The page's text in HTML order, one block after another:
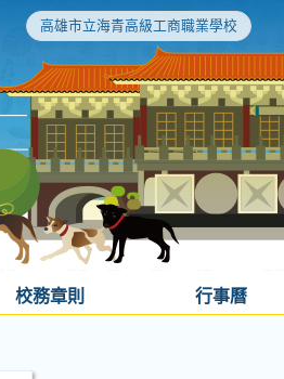
高雄市立海青高級工商職業學校
校務章則 行事曆